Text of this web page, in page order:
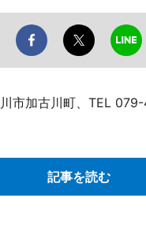
市加古川町、TEL
記事を読む